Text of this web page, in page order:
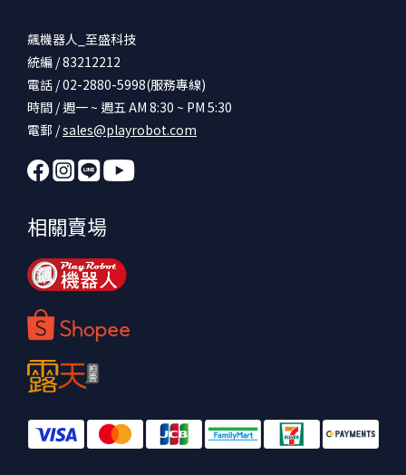
飆機器人_至盛科技
統編 / 83212212
電話 / 02-2880-5998(服務專線)
時間 / 週一 ~ 週五 AM 8:30 ~ PM 5:30
電郵 /sales@playrobot.com
相關賣場